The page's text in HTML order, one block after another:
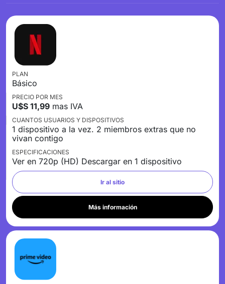
PLAN
Básico
PRECIO POR MES
U$S 11,99 mas IVA
CUANTOS USUARIOS Y DISPOSITIVOS
1 dispositivo a la vez. 2 miembros extras que no
vivan contigo
ESPECIFICACIONES
Ver en 720p (HD) Descargar en 1 dispositivo
Ir al sitio
Más información